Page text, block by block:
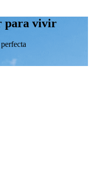
para vivir